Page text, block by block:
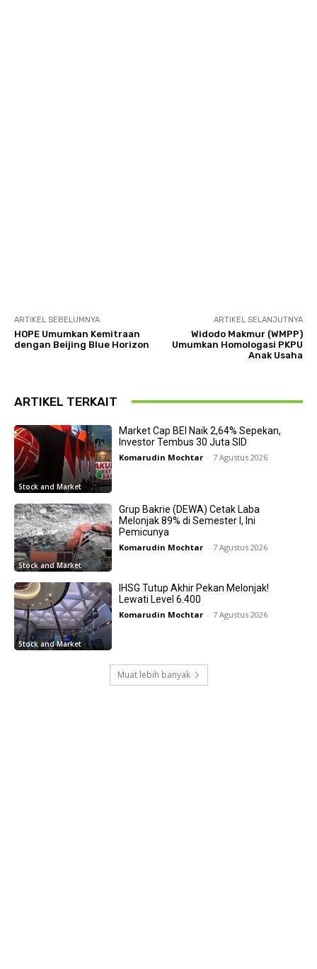
ARTIKEL SEBELUMNYA
HOPE Umumkan Kemitraan
dengan Beijing Blue Horizon
ARTIKEL SELANJUTNYA
Widodo Makmur (WMPP)
Umumkan Homologasi PKPU
Anak Usaha
ARTIKEL TERKAIT
Stock and Market
Market Cap BEI Naik 2,64% Sepekan,
Investor Tembus 30 Juta SID
Komarudin Mochtar - 7 Agustus 2026
Stock and Market
Grup Bakrie (DEWA) Cetak Laba
Melonjak 89% di Semester I, Ini
Pemicunya
Komarudin Mochtar - 7 Agustus 2026
Stock and Market
IHSG Tutup Akhir Pekan Melonjak!
Lewati Level 6.400
Komarudin Mochtar - 7 Agustus 2026
Muat lebih banyak